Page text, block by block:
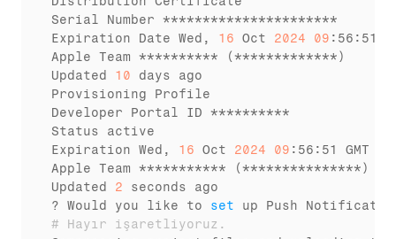
Serial Number **********************
Expiration Date Wed, 16 Oct 2024 09 :56:51
Apple Team ********** (*************)
Updated 10 days ago
Provisioning Profile
Developer Portal ID **********
Status active
Expiration Wed, 16 Oct 2024 09 :56:51 GMT
Apple Team *********** (***************)
Updated 2 seconds ago
? Would you like to set up Push
# Hayır işaretliyoruz.